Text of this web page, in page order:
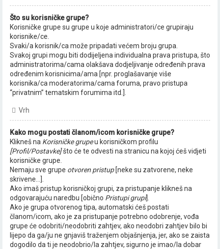
Što su korisničke grupe?
Korisničke grupe su grupe u koje administratori/ce grupiraju
korisnike/ce.
Svaki/a korisnik/ca može pripadati većem broju grupa.
Svakoj grupi mogu biti dodijeljena individualna prava pristupa, što
administratorima/cama olakšava dodjeljivanje određenih prava
određenim korisnicima/ama [npr. proglašavanje više
korisnika/ca moderatorima/cama foruma, pravo pristupa
“privatnim” tematskim forumima itd.].
Vrh
Kako mogu postati članom/icom korisničke grupe?
Klikneš na Korisničke grupeu korisničkom profilu
[Profil/Postavke]što će te odvesti na stranicu na kojoj ćeš vidjeti
korisničke grupe.
Nemaju sve grupe otvoren pristup[neke su zatvorene, neke
skrivene...].
Ako imaš pristup korisničkoj grupi, za pristupanje klikneš na
odgovarajuću naredbu [obično Pristupi grupi].
Ako je grupa otvorenog tipa, automatski ćeš postati
članom/icom, ako je za pristupanje potrebno odobrenje, vođa
grupe će odobriti/neodobriti zahtjev, ako neodobri zahtjev bilo bi
lijepo da ga/ju ne gnjaviš traženjem objašnjenja, jer, ako se zaista
dogodilo da ti je neodobrio/la zahtjev, sigurno je imao/la dobar